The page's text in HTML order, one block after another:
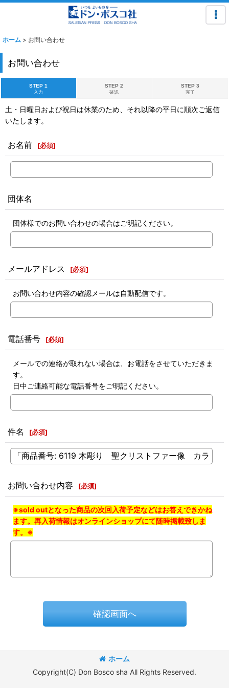
ホーム > お問い合わせ
お問い合わせ
STEP 1
入力
STEP 2
確認
STEP 3
完了
土・日曜日および祝日は休業のため、それ以降の平日に順次ご返信
いたします。
お名前 [必須]
団体名
団体様でのお問い合わせの場合はご明記ください。
メールアドレス [必須]
お問い合わせ内容の確認メールは自動配信です。
電話番号 [必須]
メールでの連絡が取れない場合は、お電話をさせていただきま
す。
日中ご連絡可能な電話番号をご明記ください。
件名 [必須]
お問い合わせ内容 [必須]
※sold outとなった商品の次回入荷予定などはお答えできかね
ます。再入荷情報はオンラインショップにて随時掲載致しま
す。※
確認画面へ
ホーム
Copyright(C) Don Bosco sha All Rights Reserved.